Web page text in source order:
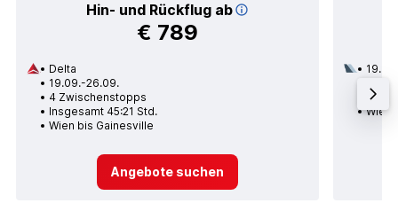
Hin- und Rückflug ab
€ 789
Delta
19.09.-26.09.
4 Zwischenstopps
Insgesamt 45:21 Std.
Wien bis Gainesville
Angebote suchen
19.08.
Wien